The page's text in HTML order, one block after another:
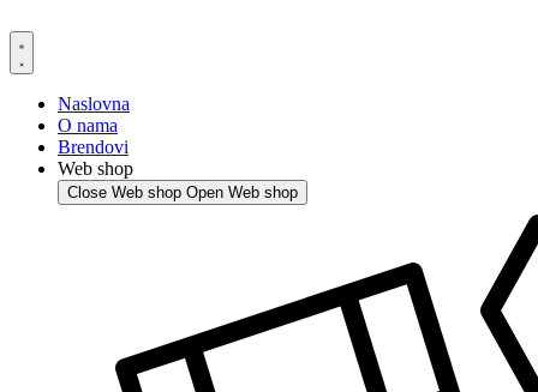
to
content
Naslovna
O nama
Brendovi
Web shop
Close Web shop Open Web shop